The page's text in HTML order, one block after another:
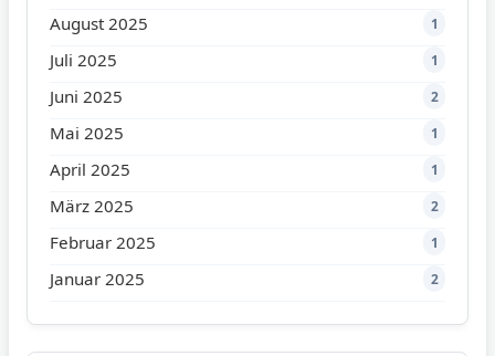
August 2025 1
Juli 2025 1
Juni 2025 2
Mai 2025 1
April 2025 1
März 2025 2
Februar 2025 1
Januar 2025 2